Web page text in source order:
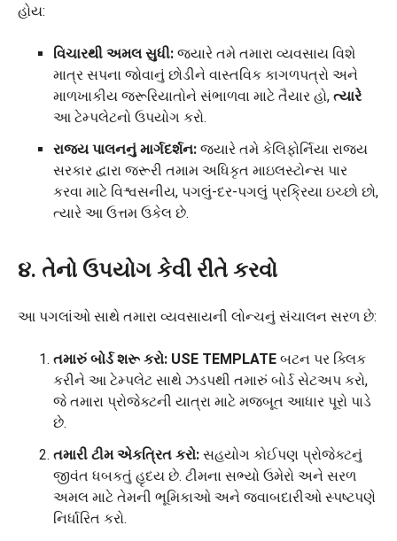
હોય:
વિચારથી અમલ સુધી: જ્યારે તમે તમારા વ્યવસાય વિશે
માત્ર સપના જોવાનું છોડીને વાસ્તવિક કાગળપત્રો અને
માળખાકીય જરૂરિયાતોને સંભાળવા માટે તૈયાર હો, ત્યારે
આ ટેમ્પલેટનો ઉપયોગ કરો.
રાજ્ય પાલનનું માર્ગદર્શન: જ્યારે તમે કેલિફોર્નિયા રાજ્ય
સરકાર દ્વારા જરૂરી તમામ અધિકૃત માઇલસ્ટોન્સ પાર
કરવા માટે વિશ્વસનીય, પગલું-દર-પગલું પ્રક્રિયા ઇચ્છો છો,
ત્યારે આ ઉત્તમ ઉકેલ છે.
૪. તેનો ઉપયોગ કેવી રીતે કરવો
આ પગલાંઓ સાથે તમારા વ્યવસાયની લોન્ચનું સંચાલન સરળ છે:
તમારું બોર્ડ શરૂ કરો: USE TEMPLATE બટન પર ક્લિક
કરીને આ ટેમ્પલેટ સાથે ઝડપથી તમારું બોર્ડ સેટઅપ કરો,
જે તમારા પ્રોજેક્ટની યાત્રા માટે મજબૂત આધાર પૂરો પાડે
છે.
તમારી ટીમ એકત્રિત કરો: સહયોગ કોઈપણ પ્રોજેક્ટનું
જીવંત ધબકતું હૃદય છે. ટીમના સભ્યો ઉમેરો અને સરળ
અમલ માટે તેમની ભૂમિકાઓ અને જવાબદારીઓ સ્પષ્ટપણે
નિર્ધારિત કરો.